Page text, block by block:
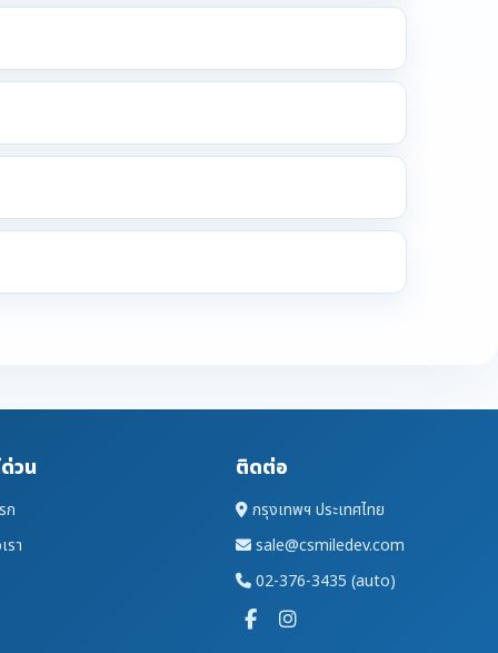
วน
ก
รา
ติดต่อ
กรุงเทพฯ ประเทศไทย
sale@csmiledev.com
02-376-3435 (auto)